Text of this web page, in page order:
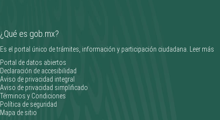
¿Qué es gob.mx?
Es el portal único de trámites, información y participación ciudadana. Leer más
Portal de datos abiertos
Declaración de accesibilidad
Aviso de privacidad integral
Aviso de privacidad simplificado
Términos y Condiciones
Política de seguridad
Mapa de sitio